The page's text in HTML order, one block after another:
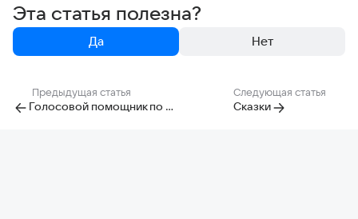
Эта статья полезна?
Да Нет
Предыдущая статья
Голосовой помощник по умолчанию
Следующая статья
Сказки